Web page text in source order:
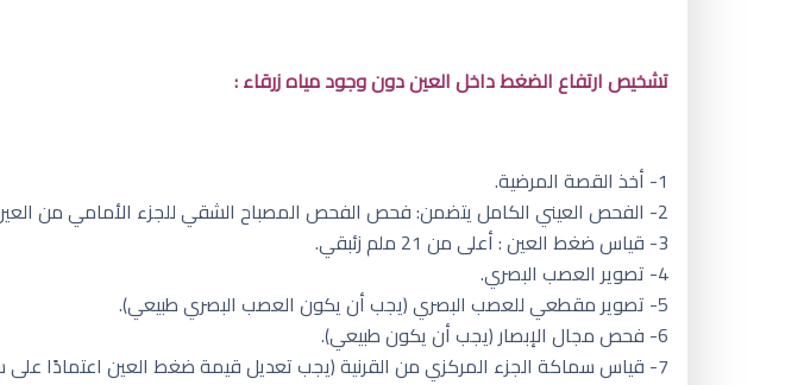
تشخيص ارتفاع الضغط داخل العين دون وجود مياه زرقاء :
1- أخذ القصة المرضية.
2- الفحص العيني الكامل يتضمن: فحص الفحص المصباح الشقي للجزء الأمامي من العين وتنظير زاوية العين وفحص قاع العين مع فحص العصب البصري.
3- قياس ضغط العين : أعلى من 21 ملم زئبقي.
4- تصوير العصب البصري.
5- تصوير مقطعي للعصب البصري (يجب أن يكون العصب البصري طبيعي).
6- فحص مجال الإبصار (يجب أن يكون طبيعي).
7- قياس سماكة الجزء المركزي من القرنية (يجب تعديل قيمة ضغط العين اعتمادًا على سماكة القرنية).